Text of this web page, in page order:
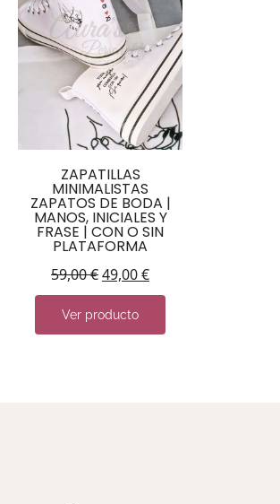
ZAPATILLAS
MINIMALISTAS
ZAPATOS DE BODA |
MANOS, INICIALES Y
FRASE | CON O SIN
PLATAFORMA
59,00€49,00€
Ver producto